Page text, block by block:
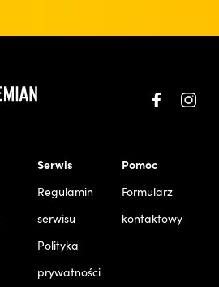
Serwis
Regulamin
serwisu
Polityka
prywatności
Pomoc
Formularz
kontaktowy